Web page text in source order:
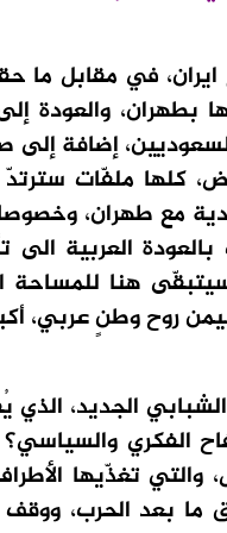
في مقابل ما
بطهران، والعودة
إضافة إلى
كلها ملفّات
مع طهران،
العربية الى
هنا للمساحة
روح وطنٍ عربي،
الجديد،
الفكري والسياسي؟
تغذّيها
ما بعد الحرب، ووقف